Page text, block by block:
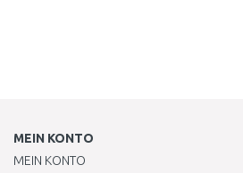
MEIN KONTO
MEIN KONTO